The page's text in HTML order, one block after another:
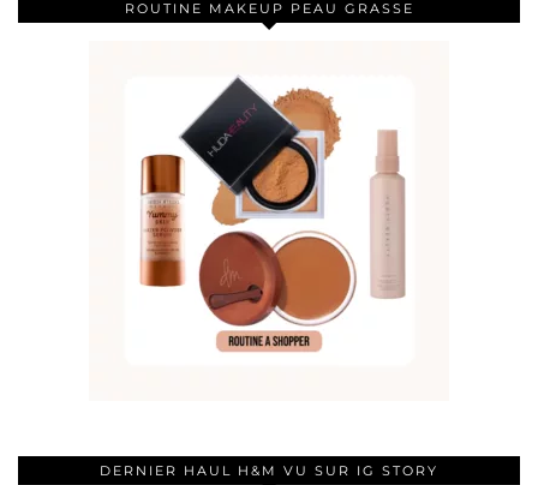
ROUTINE MAKEUP PEAU GRASSE
DERNIER HAUL H&M VU SUR IG STORY